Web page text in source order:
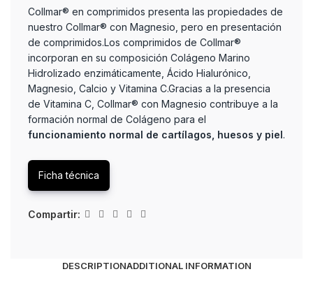
Collmar® en comprimidos presenta las propiedades de
nuestro Collmar® con Magnesio, pero en presentación
de comprimidos.Los comprimidos de Collmar®
incorporan en su composición Colágeno Marino
Hidrolizado enzimáticamente, Ácido Hialurónico,
Magnesio, Calcio y Vitamina C.Gracias a la presencia
de Vitamina C, Collmar® con Magnesio contribuye a la
formación normal de Colágeno para el
funcionamiento normal de cartílagos, huesos y piel.
Ficha técnica
Compartir:
DESCRIPTIONADDITIONAL INFORMATION